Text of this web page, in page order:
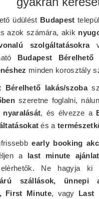
üdülést Budapest
azok számára, akik
szolgáltatásokra
Budapest Bérelhető
minden korosztály
Bérelhető lakás/szoba
szeretne foglalni,
nyaralását, és élvezze a
és a
early booking
a last minute
elérhetők. Ne hagyja
árú szállások, ünnepi
First Minute, vagy Last